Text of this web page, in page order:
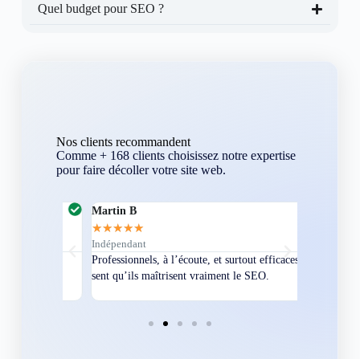
Quel budget pour SEO ?
Nos clients recommandent
Comme + 168 clients choisissez notre expertise
pour faire décoller votre site web.
Martin B
★★★
Indépendant
Professionnels, à l’écoute, et surtout efficaces. On
sent qu’ils maîtrisent vraiment le SEO.